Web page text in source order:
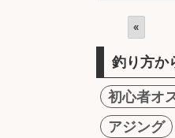
«
釣り方か
初心者オ
アジング